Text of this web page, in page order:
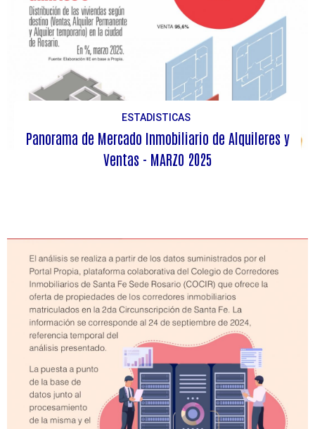
ESTADISTICAS
Panorama de Mercado Inmobiliario de Alquileres y
Ventas - MARZO 2025